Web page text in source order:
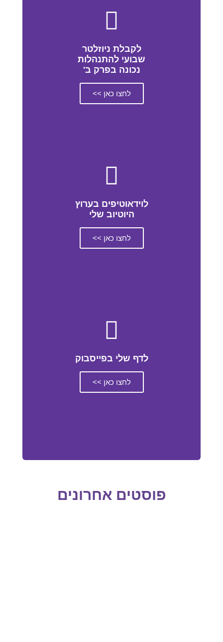
לקבלת ניוזלטר
שבועי להתנהלות
נכונה בפרק ב'
לחצו כאן >>
לוידאוטיפים בערוץ
היוטיוב שלי
לחצו כאן >>
לדף שלי בפייסבוק
לחצו כאן >>
פוסטים אחרונים